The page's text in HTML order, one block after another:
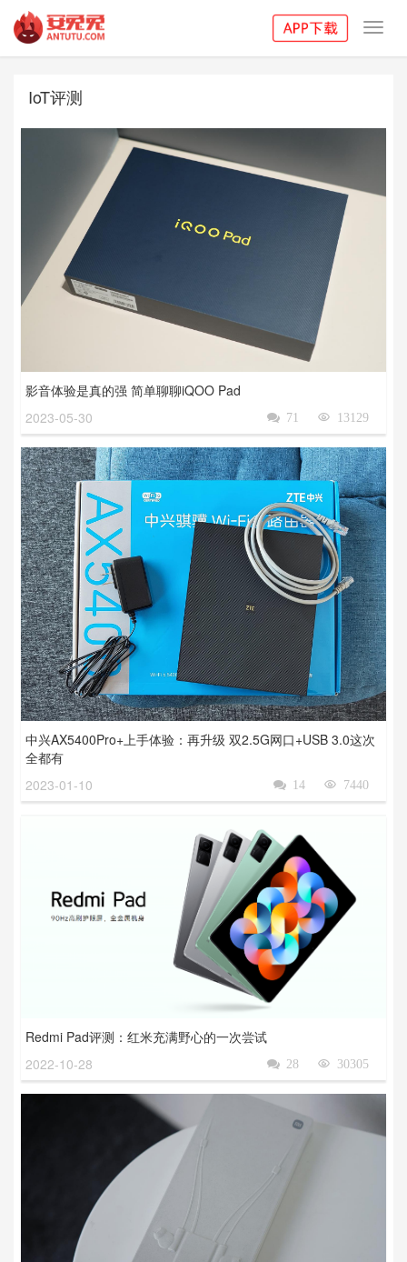
IoT评测
影音体验是真的强 简单聊聊iQOO Pad
2023-05-30
13129

71

中兴AX5400Pro+上手体验：再升级 双2.5G网口+USB 3.0这次
全都有
2023-01-10
7440

14

Redmi Pad评测：红米充满野心的一次尝试
2022-10-28
30305

28
